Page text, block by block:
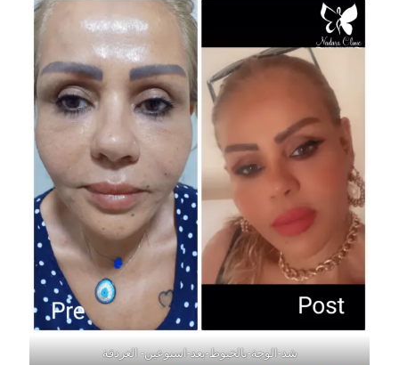
شد-الوجة-بالخيوط-بعد-اسبوعين- الغردقة